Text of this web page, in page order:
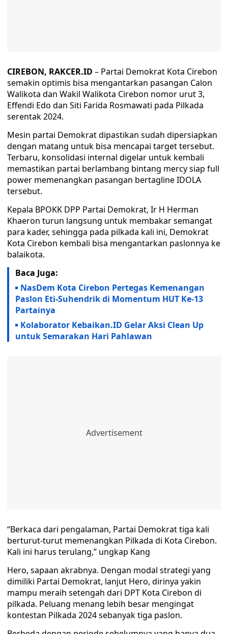
CIREBON, RAKCER.ID – Partai Demokrat Kota Cirebon
semakin optimis bisa mengantarkan pasangan Calon
Walikota dan Wakil Walikota Cirebon nomor urut 3,
Effendi Edo dan Siti Farida Rosmawati pada Pilkada
serentak 2024.
Mesin partai Demokrat dipastikan sudah dipersiapkan
dengan matang untuk bisa mencapai target tersebut.
Terbaru, konsolidasi internal digelar untuk kembali
memastikan partai berlambang bintang mercy siap full
power memenangkan pasangan bertagline IDOLA
tersebut.
Kepala BPOKK DPP Partai Demokrat, Ir H Herman
Khaeron turun langsung untuk membakar semangat
para kader, sehingga pada pilkada kali ini, Demokrat
Kota Cirebon kembali bisa mengantarkan paslonnya ke
balaikota.
Baca Juga:
NasDem Kota Cirebon Pertegas Kemenangan
Paslon Eti-Suhendrik di Momentum HUT Ke-13
Partainya
Kolaborator Kebaikan.ID Gelar Aksi Clean Up
untuk Semarakan Hari Pahlawan
“Berkaca dari pengalaman, Partai Demokrat tiga kali
berturut-turut memenangkan Pilkada di Kota Cirebon.
Kali ini harus terulang,” ungkap Kang
Hero, sapaan akrabnya. Dengan modal strategi yang
dimiliki Partai Demokrat, lanjut Hero, dirinya yakin
mampu meraih setengah dari DPT Kota Cirebon di
pilkada. Peluang menang lebih besar mengingat
kontestan Pilkada 2024 sebanyak tiga paslon.